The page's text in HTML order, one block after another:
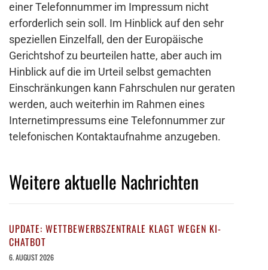
einer Telefonnummer im Impressum nicht
erforderlich sein soll. Im Hinblick auf den sehr
speziellen Einzelfall, den der Europäische
Gerichtshof zu beurteilen hatte, aber auch im
Hinblick auf die im Urteil selbst gemachten
Einschränkungen kann Fahrschulen nur geraten
werden, auch weiterhin im Rahmen eines
Internetimpressums eine Telefonnummer zur
telefonischen Kontaktaufnahme anzugeben.
Weitere aktuelle Nachrichten
UPDATE: WETTBEWERBSZENTRALE KLAGT WEGEN KI-
CHATBOT
6. AUGUST 2026